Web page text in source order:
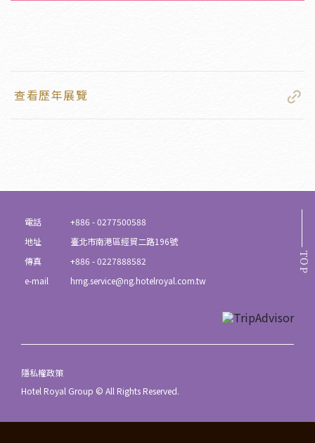
查看歷年展覽
TOP
電話
+886 - 0277500588
地址
臺北市南港區經貿二路196號
傳真
+886 - 0227888582
e-mail
hrng.service@ng.hotelroyal.com.tw
隱私權政策
Hotel Royal Group © All Rights Reserved.